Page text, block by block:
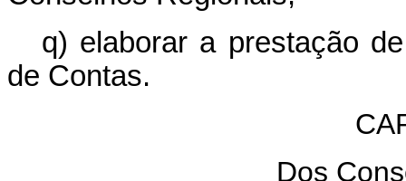
q) elaborar a prestação
de Contas.
Dos